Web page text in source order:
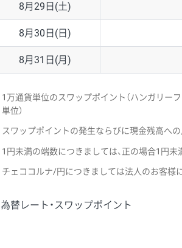
8月29日(土)
8月30日(日)
8月31日(月)
1万通貨単位のスワップポイント（ハンガリ
単位）
スワップポイントの発生ならびに現金残高へ
1円未満の端数につきましては、正の場合1円
チェココルナ/円につきましては法人のお客様
為替レート・スワップポイント